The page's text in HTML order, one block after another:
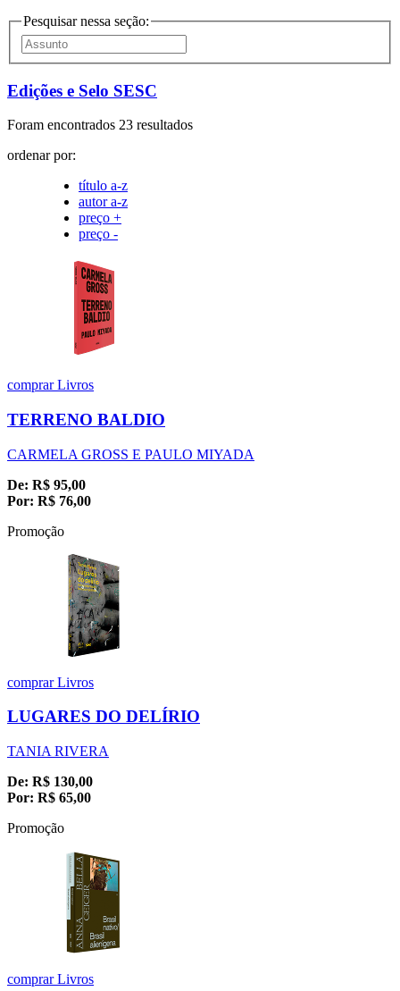
Pesquisar nessa seção:
Edições e Selo SESC
Foram encontrados 23 resultados
ordenar por:
título a-z
autor a-z
preço +
preço -
comprarLivros
TERRENO BALDIO
CARMELA GROSS E PAULO MIYADA
De: R$ 95,00
Por: R$ 76,00
Promoção
comprarLivros
LUGARES DO DELÍRIO
TANIA RIVERA
De: R$ 130,00
Por: R$ 65,00
Promoção
comprarLivros